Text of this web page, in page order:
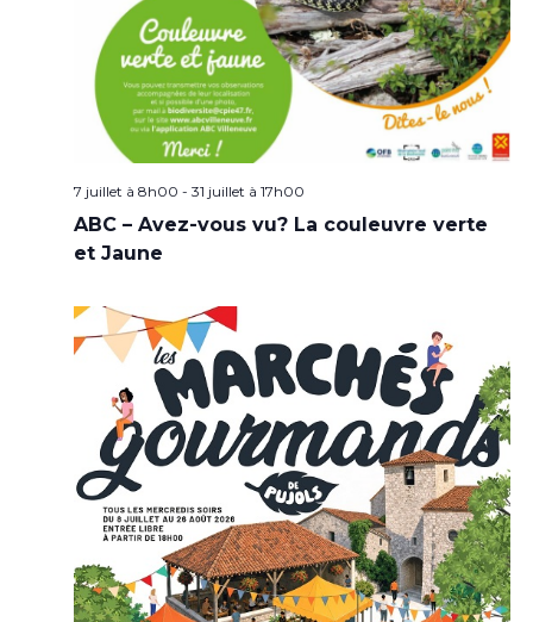
7 juillet à 8h00 - 31 juillet à 17h00
ABC – Avez-vous vu? La couleuvre verte
et Jaune